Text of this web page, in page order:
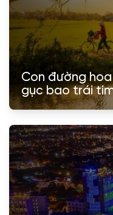
Con đường
gục bao trái